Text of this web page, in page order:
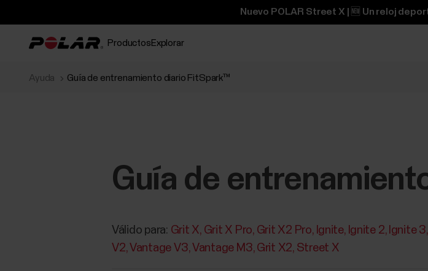
Nuevo POLAR Street X | 🆕 Un reloj
Productos Explorar
Ayuda Guía de entrenamiento diario FitSpark™
Guía de
Válido para: Grit X Grit X Pro Grit X2 Pro Ignite Ignite 2 Ignite 3
V2 Vantage V3 Vantage M3 Grit X2 Street X